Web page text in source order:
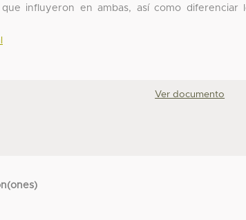
influyeron en ambas, así como diferenciar
Ver documento